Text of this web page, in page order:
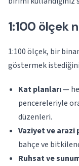
1:100 ölçek
1:100 ölçek, bir
göstermek
Kat planları—
pencereleriyle
düzenleri.
Vaziyet ve arazi
bahçe ve
Ruhsat ve